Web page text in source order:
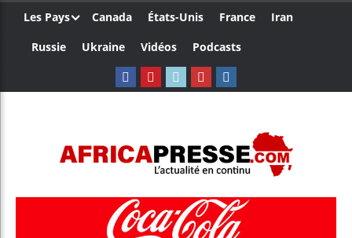
Les Pays Canada États-Unis France
Iran
Russie
Ukraine Vidéos Podcasts